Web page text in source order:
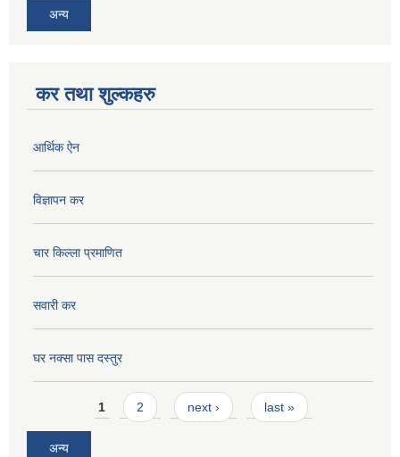
अन्य
कर तथा शुल्कहरु
आर्थिक ऐन
विज्ञापन कर
चार किल्ला प्रमाणित
सवारी कर
घर नक्सा पास दस्तुर
Pages1 2 next › last »
अन्य